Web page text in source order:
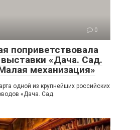
0
поприветствовала
«Дача. Сад.
механизация»
одной из крупнейших российских
«Дача. Сад.